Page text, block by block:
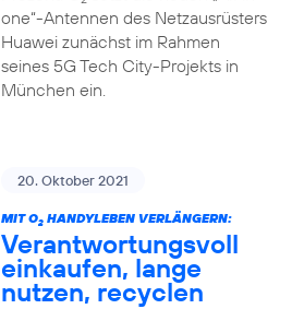
one“-Antennen des Netzausrüsters
Huawei zunächst im Rahmen
seines 5G Tech City-Projekts in
München ein.
20. Oktober 2021
MIT O2HANDYLEBEN VERLÄNGERN:
Verantwortungsvoll
einkaufen, lange
nutzen, recyclen